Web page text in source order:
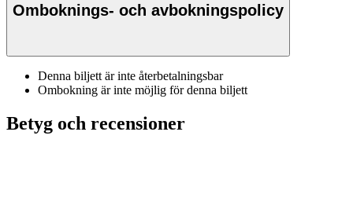
Omboknings- och avbokningspolicy
Denna biljett är inte återbetalningsbar
Ombokning är inte möjlig för denna biljett
Betyg och recensioner